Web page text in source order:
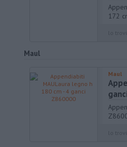
172
Maul
Maul